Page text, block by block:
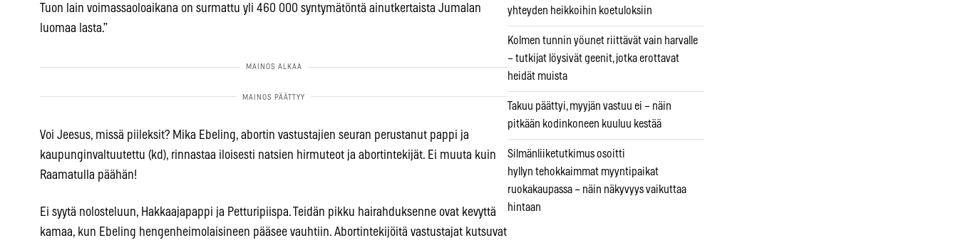
Tuon lain voimassaoloaikana on surmattu yli 460 000 syntymätöntä ainutkertaista Jumalan
luomaa lasta.”
Voi Jeesus, missä piileksit? Mika Ebeling, abortin vastustajien seuran perustanut pappi ja
kaupunginvaltuutettu (kd), rinnastaa iloisesti natsien hirmuteot ja abortintekijät. Ei muuta kuin
Raamatulla päähän!
Ei syytä nolosteluun, Hakkaajapappi ja Petturipiispa. Teidän pikku hairahduksenne ovat kevyttä
kamaa, kun Ebeling hengenheimolaisineen pääsee vauhtiin. Abortintekijöitä vastustajat kutsuvat
yhteyden heikkoihin koetuloksiin
Kolmen tunnin yöunet riittävät vain harvalle
– tutkijat löysivät geenit, jotka erottavat
heidät muista
Takuu päättyi, myyjän vastuu ei – näin
pitkään kodinkoneen kuuluu kestää
Silmänliiketutkimus osoitti
hyllyn tehokkaimmat myyntipaikat
ruokakaupassa – näin näkyvyys vaikuttaa
hintaan